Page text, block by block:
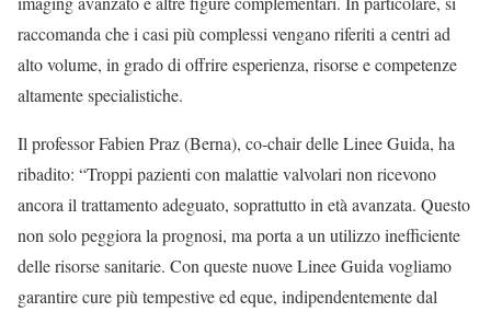
raccomanda che i casi più complessi vengano riferiti a centri ad
alto volume, in grado di offrire esperienza, risorse e competenze
altamente specialistiche.
Il professor Fabien Praz (Berna), co-chair delle Linee Guida, ha
ribadito: “Troppi pazienti con malattie valvolari non ricevono
ancora il trattamento adeguato, soprattutto in età avanzata. Questo
non solo peggiora la prognosi, ma porta a un utilizzo inefficiente
delle risorse sanitarie. Con queste nuove Linee Guida vogliamo
garantire cure più tempestive ed eque, indipendentemente dal